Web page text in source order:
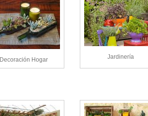
Decoración Hogar Jardinería